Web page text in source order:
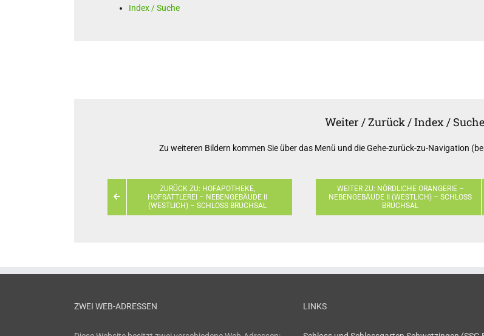
Index / Suche
Weiter / Zurück / Index /
Zu weiteren Bildern kommen Sie über das Menü und die Gehe-zurück-zu-Navigation
ZURÜCK ZU: HOFAPOTHEKE,
HOFSATTLEREI – NEBENGEBÄUDE II
(WESTLICH) – SCHLOSS BRUCHSAL
WEITER ZU: NÖRDLICHE ORANGERIE –
NEBENGEBÄUDE II (WESTLICH) – SCHLOSS
BRUCHSAL
ZWEI WEB-ADRESSEN LINKS